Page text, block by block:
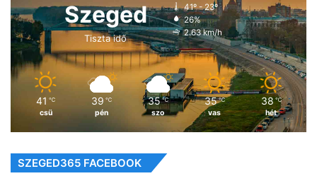
Szeged
Tiszta idő
41º - 23º
26%
2.63 km/h
41 ℃
csü
39 ℃
pén
35 ℃
szo
35 ℃
vas
38 ℃
hét
SZEGED365 FACEBOOK